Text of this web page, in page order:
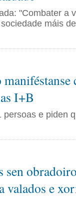
"Combater a
máis
I+B
e piden
valados e